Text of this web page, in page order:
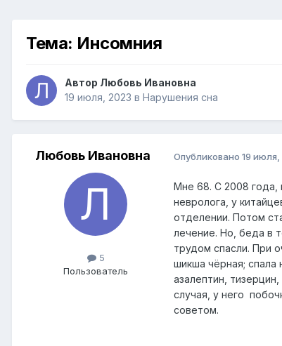
Тема: Инсомния
Автор Любовь Ивановна
19 июля, 2023 в Нарушения сна
Любовь Ивановна
5
Пользователь
Опубликовано 19
Мне 68. С 2008 года,
невролога, у
отделении. Потом
лечение. Но, беда в
трудом спасли. При
шикша чёрная; спала
азалептин,
случая, у него
советом.